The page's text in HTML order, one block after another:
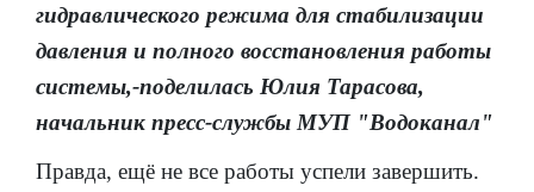
гидравлического режима для стабилизации
давления и полного восстановления работы
системы,-поделилась Юлия Тарасова,
начальник пресс-службы МУП "Водоканал"
Правда, ещё не все работы успели завершить.